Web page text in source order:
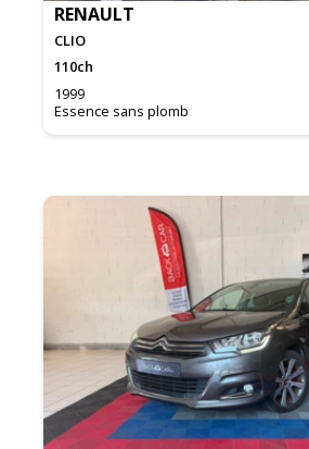
RENAULT
CLIO
110ch
1999
Essence sans plomb